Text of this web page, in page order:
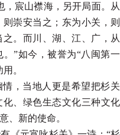
，宸山襟海，另开局面。从
崇安当之；东为小关，则
。而川、湖、江、广，从
”如今，被誉为“八闽第一
。
，当地人更是希望把杉关
、绿色生态文化三种文化
、新的使命。